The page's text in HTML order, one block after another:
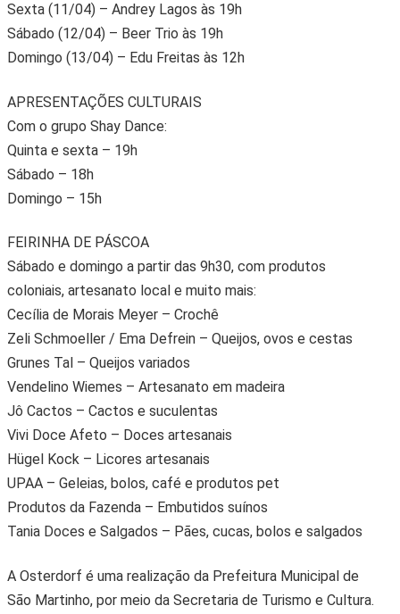
Sexta (11/04) – Andrey Lagos às 19h
Sábado (12/04) – Beer Trio às 19h
Domingo (13/04) – Edu Freitas às 12h
APRESENTAÇÕES CULTURAIS
Com o grupo Shay Dance:
Quinta e sexta – 19h
Sábado – 18h
Domingo – 15h
FEIRINHA DE PÁSCOA
Sábado e domingo a partir das 9h30, com produtos
coloniais, artesanato local e muito mais:
Cecília de Morais Meyer – Crochê
Zeli Schmoeller / Ema Defrein – Queijos, ovos e cestas
Grunes Tal – Queijos variados
Vendelino Wiemes – Artesanato em madeira
Jô Cactos – Cactos e suculentas
Vivi Doce Afeto – Doces artesanais
Hügel Kock – Licores artesanais
UPAA – Geleias, bolos, café e produtos pet
Produtos da Fazenda – Embutidos suínos
Tania Doces e Salgados – Pães, cucas, bolos e salgados
A Osterdorf é uma realização da Prefeitura Municipal de
São Martinho, por meio da Secretaria de Turismo e Cultura.